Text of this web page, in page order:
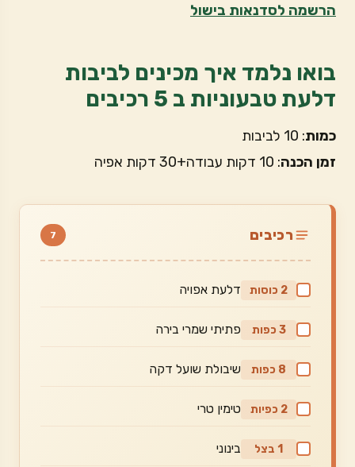
הרשמה לסדנאות בישול
בואו נלמד איך מכינים לביבות
דלעת טבעוניות ב 5 רכיבים
כמות: 10 לביבות
זמן הכנה: 10 דקות עבודה+30 דקות אפיה
רכיבים 7
2 כוסות דלעת אפויה
3 כפות פתיתי שמרי בירה
8 כפות שיבולת שועל דקה
2 כפיות טימין טרי
1 בצל בינוני